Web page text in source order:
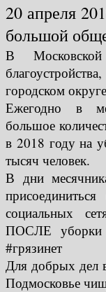
20 апреля
большой
В
городском
Ежегодно в
большое
в 2018 году на
тысяч человек.
В дни
социальных
ПОСЛЕ уборки
#грязинет
Для добрых дел
Подмосковье